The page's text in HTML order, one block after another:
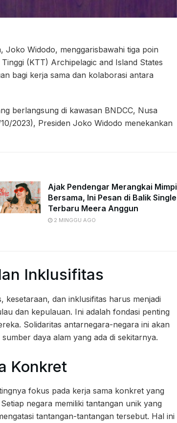
Joko Widodo, menggarisbawahi tiga poin
(KTT) Archipelagic and Island States
bagi kerja sama dan kolaborasi antara
berlangsung di kawasan BNDCC, Nusa
2023), Presiden Joko Widodo menekankan
Ajak Pendengar Merangkai Mimpi
Bersama, Ini Pesan di Balik Single
Terbaru Meera Anggun
2 MINGGU AGO
Inklusifitas
kesetaraan, dan inklusifitas harus menjadi
dan kepulauan. Ini adalah fondasi penting
Solidaritas antarnegara-negara ini akan
daya alam yang ada di sekitarnya.
Konkret
fokus pada kerja sama konkret yang
negara memiliki tantangan unik yang
tantangan-tantangan tersebut. Hal ini